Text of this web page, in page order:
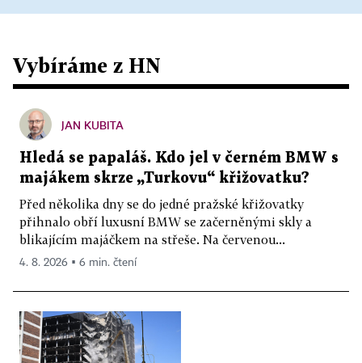
Vybíráme z HN
JAN KUBITA
Hledá se papaláš. Kdo jel v černém BMW s
majákem skrze „Turkovu“ křižovatku?
Před několika dny se do jedné pražské křižovatky
přihnalo obří luxusní BMW se začerněnými skly a
blikajícím majáčkem na střeše. Na červenou...
4. 8. 2026 ▪ 6 min. čtení